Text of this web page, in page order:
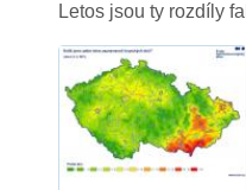
Letos jsou ty rozdíly